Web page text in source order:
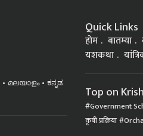
മലയാളം
ಕನ್ನಡ
Quick Links
होम बातम्या
यशकथा
Top on
Government
कृषी प्रक्रिया